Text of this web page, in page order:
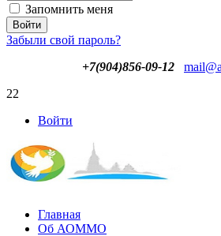
Запомнить меня
Забыли свой пароль?
+7(904)856-09-12
22
Войти
Главная
Об АОММО